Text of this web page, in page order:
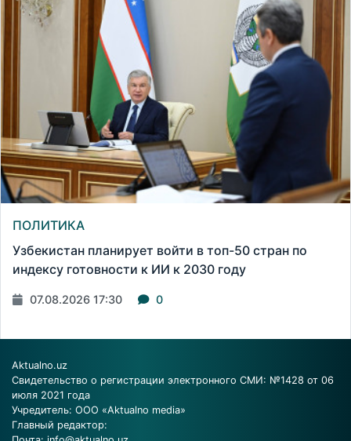
ПОЛИТИКА
Узбекистан планирует войти в топ-50 стран по
индексу готовности к ИИ к 2030 году
07.08.2026 17:30 0
Aktualno.uz
Свидетельство о регистрации электронного СМИ: №1428 от 06
июля 2021 года
Учредитель: ООО «Aktualno media»
Главный редактор: